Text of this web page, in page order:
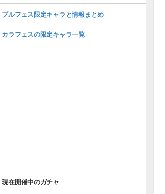
ブルフェス限定キャラと情報まとめ
カラフェスの限定キャラ一覧
現在開催中のガチャ